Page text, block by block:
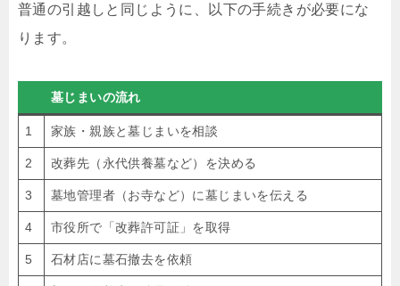
普通の引越しと同じように、以下の手続きが必要にな
ります。
墓じまいの流れ
1 家族・親族と墓じまいを相談
2 改葬先（永代供養墓など）を決める
3 墓地管理者（お寺など）に墓じまいを伝える
4 市役所で「改葬許可証」を取得
5 石材店に墓石撤去を依頼